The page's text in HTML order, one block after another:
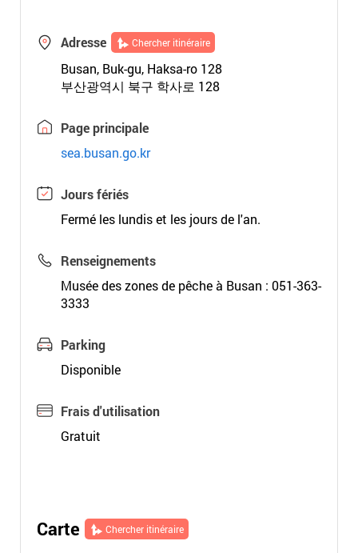
Adresse Chercher itinéraire
Busan, Buk-gu, Haksa-ro 128
부산광역시 북구 학사로 128
Page principale
sea.busan.go.kr
Jours fériés
Fermé les lundis et les jours de l'an.
Renseignements
Musée des zones de pêche à Busan : 051-363-
3333
Parking
Disponible
Frais d'utilisation
Gratuit
Carte Chercher itinéraire